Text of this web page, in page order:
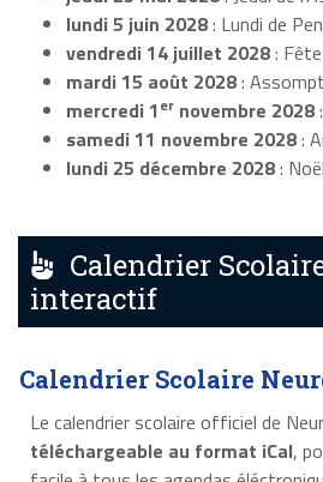
lundi 5 juin 2028: Lundi de
vendredi 14 juillet 2028:
mardi 15 août 2028:
mercredi 1er novembre 2028
samedi 11 novembre 2028:
lundi 25 décembre 2028: Noël
Calendrier
interactif
Calendrier Scolaire
Le calendrier scolaire officiel de
téléchargeable au format iCal,